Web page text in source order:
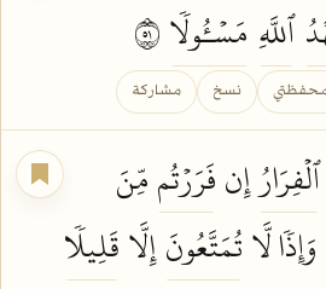
ٱللَّهِ مَسۡـُٔولٗا
نسخ مشاركة
ٱلۡفِرَارُإِنفَرَرۡتُممِّنَ
وَإِذٗا لَّاتُمَتَّعُونَإِلَّاقَلِيلٗا